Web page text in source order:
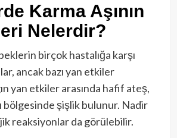
Karma Aşının
Nelerdir?
birçok hastalığa karşı
ancak bazı yan etkiler
yan etkiler arasında hafif ateş,
bölgesinde şişlik bulunur. Nadir
reaksiyonlar da görülebilir.